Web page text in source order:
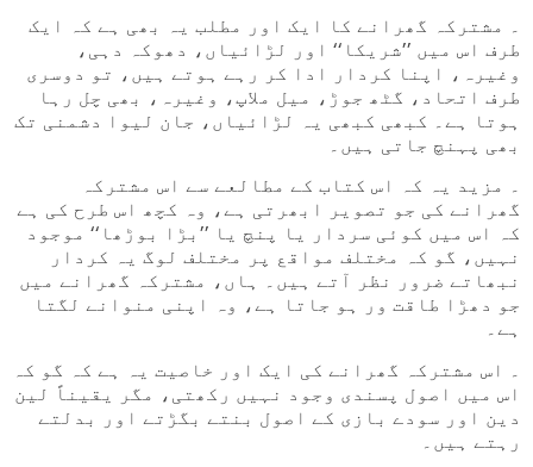
۔ مشترکہ گھرانے کا ایک اور مطلب یہ بھی ہے کہ ایک
طرف اس میں ’’شریکا‘‘ اور لڑائیاں، دھوکہ دہی،
وغیرہ، اپنا کردار ادا کر رہے ہوتے ہیں، تو دوسری
طرف اتحاد، گٹھ جوڑ، میل ملاپ، وغیرہ، بھی چل رہا
ہوتا ہے۔ کبھی کبھی یہ لڑائیاں، جان لیوا دشمنی تک
بھی پہنچ جاتی ہیں۔
۔ مزید یہ کہ اس کتاب کے مطالعے سے اس مشترکہ
گھرانے کی جو تصویر ابھرتی ہے، وہ کچھ اس طرح کی ہے
کہ اس میں کوئی سردار یا پنچ یا ’’بڑا بوڑھا‘‘ موجود
نہیں، گو کہ مختلف مواقع پر مختلف لوگ یہ کردار
نبھاتے ضرور نظر آتے ہیں۔ ہاں، مشترکہ گھرانے میں
جو دھڑا طاقت ور ہو جاتا ہے، وہ اپنی منوانے لگتا
ہے۔
۔ اس مشترکہ گھرانے کی ایک اور خاصیت یہ ہے کہ گو کہ
اس میں اصول پسندی وجود نہیں رکھتی، مگر یقیناً لین
دین اور سودے بازی کے اصول بنتے بگڑتے اور بدلتے
رہتے ہیں۔